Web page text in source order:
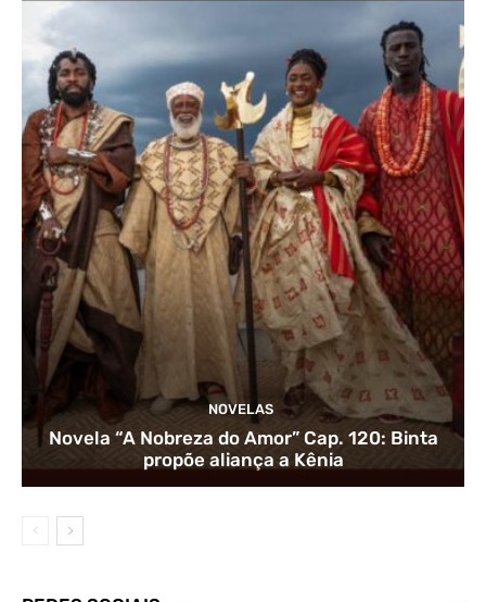
NOVELAS
Novela “A Nobreza do Amor” Cap. 120: Binta
propõe aliança a Kênia